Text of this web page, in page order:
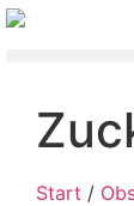
Start /